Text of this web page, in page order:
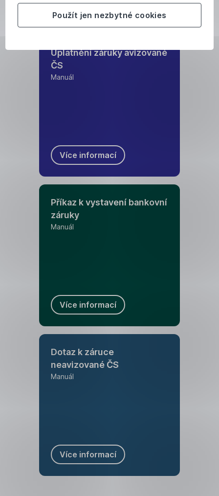
Použít jen nezbytné cookies
Více informací
Uplatnění záruky avizované
ČS
Manuál
Více informací
Příkaz k vystavení bankovní
záruky
Manuál
Více informací
Dotaz k záruce
neavizované ČS
Manuál
Více informací